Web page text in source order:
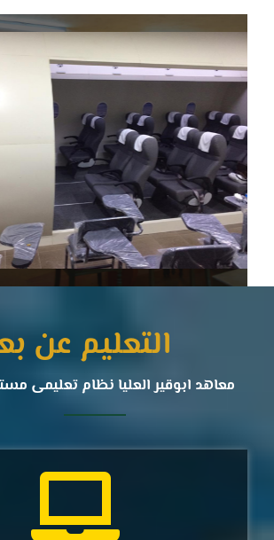
التعليم عن
معاهد ابوقير العليا نظام تعليمى